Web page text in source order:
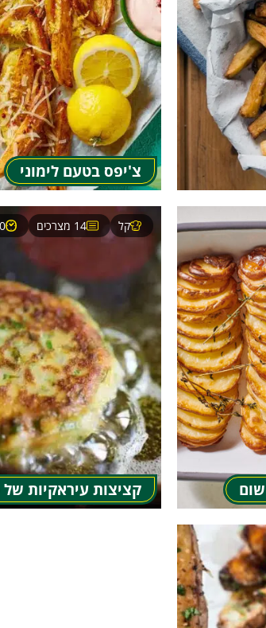
צ'יפס בטעם לימוני
קציצות עיראקיות
קל 14 מצרכים